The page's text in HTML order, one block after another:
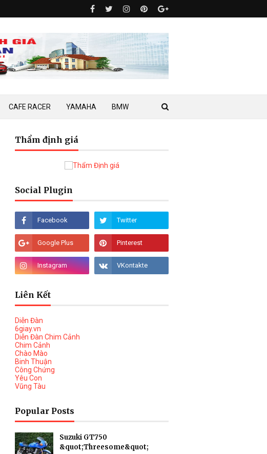
CAFE RACER YAMAHA BMW
Thẩm định giá
Social Plugin
Liên Kết
Diễn Đàn
6giay.vn
Diễn Đàn Chim Cảnh
Chim Cảnh
Chào Mào
Binh Thuận
Công Chứng
Yêu Con
Vũng Tàu
Popular Posts
Suzuki GT750
&quot;Threesome&quot;